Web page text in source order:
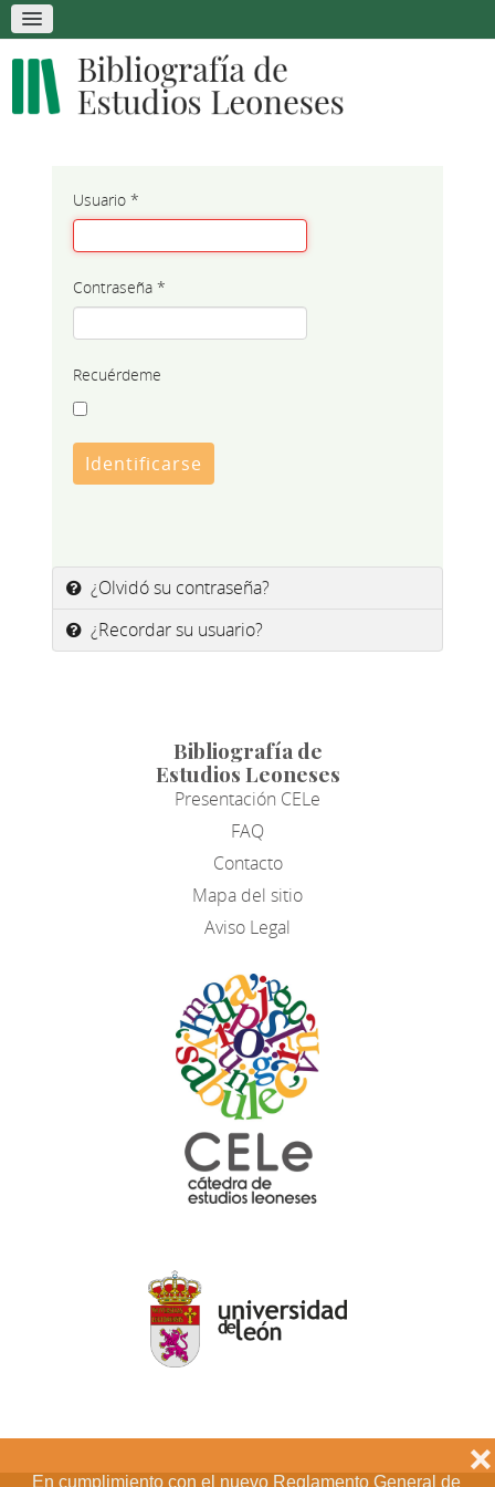
En cumplimiento con el nuevo Reglamento General de
❌
Usuario*
Contraseña*
Recuérdeme
Identificarse
¿Olvidó su contraseña?
¿Recordar su usuario?
Bibliografía de
Estudios Leoneses
Presentación CELe
FAQ
Contacto
Mapa del sitio
Aviso Legal